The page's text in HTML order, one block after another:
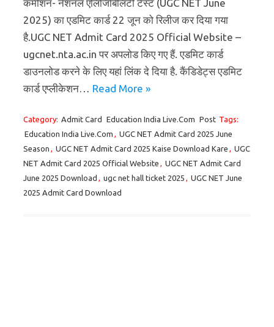
कमीशन- नेशनल एलिजिबिलिटी टेस्ट (UGC NET June
2025) का एडमिट कार्ड 22 जून को रिलीज कर दिया गया
है.UGC NET Admit Card 2025 Official Website –
ugcnet.nta.ac.in पर अपलोड किए गए हैं. एडमिट कार्ड
डाउनलोड करने के लिए यहां लिंक दे दिया है. कैंडिडेट्स एडमिट
कार्ड एप्लीकेशन… Read More »
Category: Admit Card Education India Live.Com Post Tags:
Education India Live.Com , UGC NET Admit Card 2025 June
Season , UGC NET Admit Card 2025 Kaise Download Kare , UGC
NET Admit Card 2025 Official Website , UGC NET Admit Card
June 2025 Download , ugc net hall ticket 2025 , UGC NET June
2025 Admit Card Download